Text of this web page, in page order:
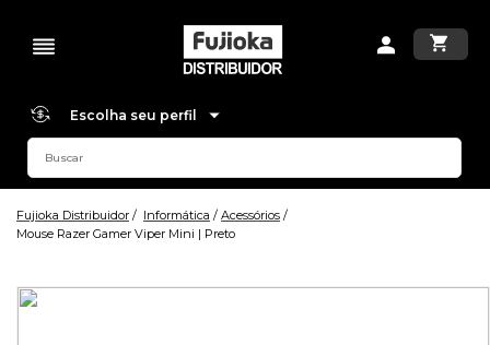
Escolha seu perfil
Fujioka Distribuidor Informática
Acessórios
Mouse Razer Gamer Viper Mini | Preto